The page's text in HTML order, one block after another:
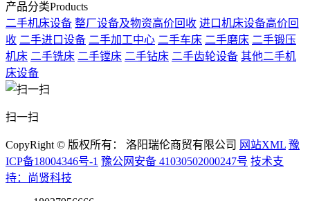
产品分类Products
二手机床设备 整厂设备及物资高价回收 进口机床设备高价回
收 二手进口设备 二手加工中心 二手车床 二手磨床 二手锻压
机床 二手铣床 二手镗床 二手钻床 二手齿轮设备 其他二手机
床设备
扫一扫
CopyRight © 版权所有： 洛阳瑞伦商贸有限公司 网站XML 豫
ICP备18004346号-1 豫公网安备 41030502000247号 技术支
持：尚贤科技